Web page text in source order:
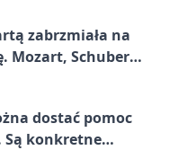
zabrzmiała na
Mozart, Schubert i
dostać pomoc
konkretne